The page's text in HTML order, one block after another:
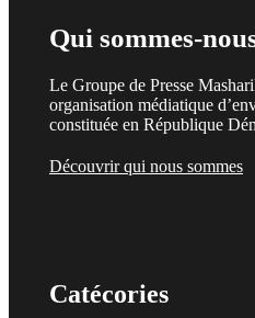
Qui sommes-
Le Groupe de Presse
organisation médiatique
constituée en République
Découvrir qui nous sommes
Catécories